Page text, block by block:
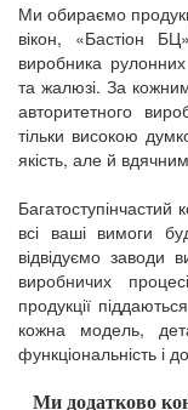
Ми обираємо
вікон, «Бастіон
виробника
та жалюзі. За
авторитетного
тільки високою
якість, але й
всі ваші вимоги
відвідуємо заводи
виробничих
продукції
кожна модель,
функціональність і
Ми додатково